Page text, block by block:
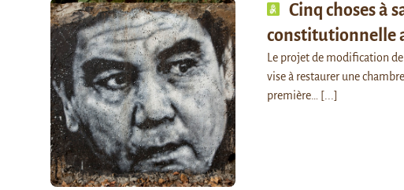
Cinq choses à
constitutionnelle
Le projet de modification
vise à restaurer une
première…
[...]